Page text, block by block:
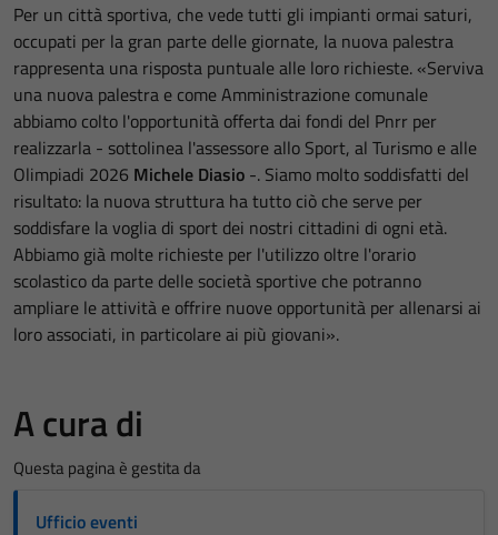
Per un città sportiva, che vede tutti gli impianti ormai saturi,
occupati per la gran parte delle giornate, la nuova palestra
rappresenta una risposta puntuale alle loro richieste. «Serviva
una nuova palestra e come Amministrazione comunale
abbiamo colto l'opportunità offerta dai fondi del Pnrr per
realizzarla - sottolinea l'assessore allo Sport, al Turismo e alle
Olimpiadi 2026 Michele Diasio -. Siamo molto soddisfatti del
risultato: la nuova struttura ha tutto ciò che serve per
soddisfare la voglia di sport dei nostri cittadini di ogni età.
Abbiamo già molte richieste per l'utilizzo oltre l'orario
scolastico da parte delle società sportive che potranno
ampliare le attività e offrire nuove opportunità per allenarsi ai
loro associati, in particolare ai più giovani».
A cura di
Questa pagina è gestita da
Ufficio eventi